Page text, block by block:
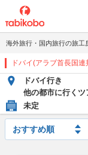
海外旅行・国内旅行の旅工
ドバイ(アラブ首長国
ドバイ行き
他の都市に行く
未定